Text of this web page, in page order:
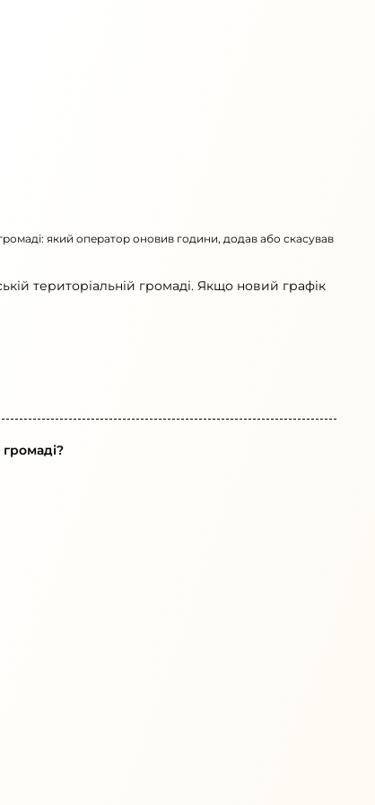
який оператор оновив години, додав або скасував
територіальній громаді. Якщо новий графік